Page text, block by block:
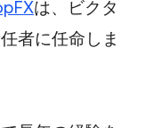
は、ビクタ
者に任命しま